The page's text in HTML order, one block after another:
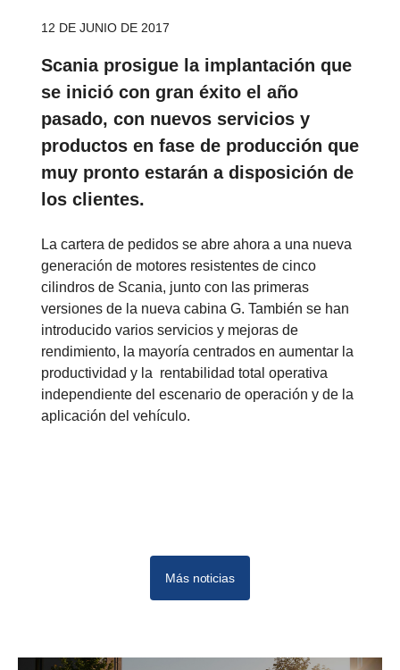
12 DE JUNIO DE 2017
Scania prosigue la implantación que
se inició con gran éxito el año
pasado, con nuevos servicios y
productos en fase de producción que
muy pronto estarán a disposición de
los clientes.
La cartera de pedidos se abre ahora a una nueva
generación de motores resistentes de cinco
cilindros de Scania, junto con las primeras
versiones de la nueva cabina G. También se han
introducido varios servicios y mejoras de
rendimiento, la mayoría centrados en aumentar la
productividad y la rentabilidad total operativa
independiente del escenario de operación y de la
aplicación del vehículo.
Más noticias